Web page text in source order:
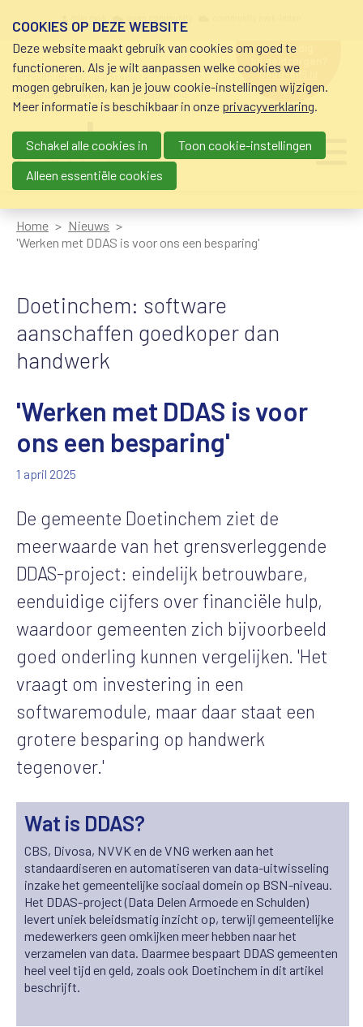
schuldhulp • sociaal krediet •
budgetbeheer • beschermingsbewind
hulp nodig
bij geldzorgen?
0800-8115.nl
Main navigation
Home
Nieuws
'Werken met DDAS is voor ons een besparing'
Doetinchem: software
aanschaffen goedkoper dan
handwerk
'Werken met DDAS is voor
ons een besparing'
1 april 2025
De gemeente Doetinchem ziet de
meerwaarde van het grensverleggende
DDAS-project: eindelijk betrouwbare,
eenduidige cijfers over financiële hulp,
waardoor gemeenten zich bijvoorbeeld
goed onderling kunnen vergelijken. 'Het
vraagt om investering in een
softwaremodule, maar daar staat een
grotere besparing op handwerk
tegenover.'
Wat is DDAS?
CBS, Divosa, NVVK en de VNG werken aan het
standaardiseren en automatiseren van data-uitwisseling
inzake het gemeentelijke sociaal domein op BSN-niveau.
Het DDAS-project (Data Delen Armoede en Schulden)
levert uniek beleidsmatig inzicht op, terwijl gemeentelijke
medewerkers geen omkijken meer hebben naar het
verzamelen van data. Daarmee bespaart DDAS gemeenten
heel veel tijd en geld, zoals ook Doetinchem in dit artikel
beschrijft.
COOKIES OP DEZE WEBSITE
Deze website maakt gebruik van cookies om goed te
functioneren. Als je wilt aanpassen welke cookies we
mogen gebruiken, kan je jouw cookie-instellingen wijzigen.
Meer informatie is beschikbaar in onze privacyverklaring.
Schakel alle cookies in
Toon cookie-instellingen
Alleen essentiële cookies